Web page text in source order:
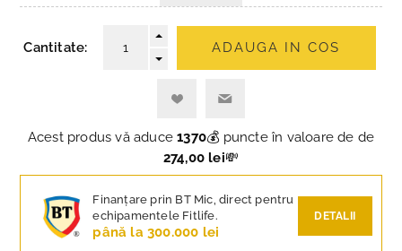
Cantitate: ADAUGA IN COS
Acest produs vă aduce1370💰 puncte în valoare de de
274,00 lei💸
Finanțare prin BT Mic, direct pentru
echipamentele Fitlife.
până la 300.000 lei
DETALII